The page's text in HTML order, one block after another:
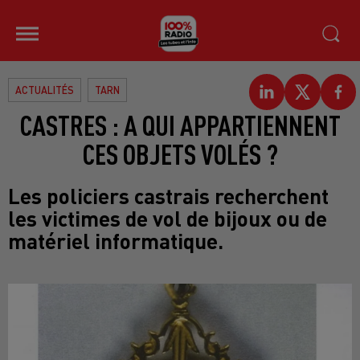
ACTUALITÉS TARN
CASTRES : A QUI APPARTIENNENT
CES OBJETS VOLÉS ?
Les policiers castrais recherchent
les victimes de vol de bijoux ou de
matériel informatique.